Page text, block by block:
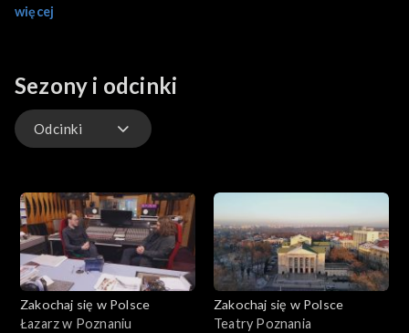
potencjał historyczny, kulturowy, przyrodniczy i rekreacyjny.
do miejsc, o których wiedzą nieliczni.
więcej
Sezony i odcinki
Odcinki
Zakochaj się w Polsce
Łazarz w Poznaniu
Zakochaj się w Polsce
Teatry Poznania